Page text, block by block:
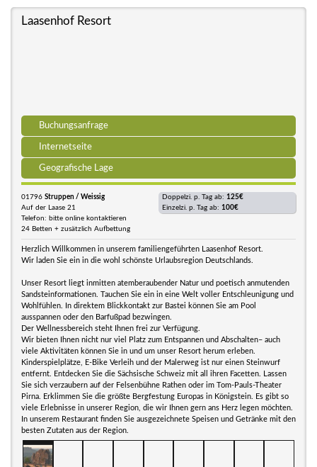
Laasenhof Resort
Buchungsanfrage
Internetseite
Geografische Lage
01796 Struppen / Weissig
Auf der Laase 21
Telefon: bitte online kontaktieren
24 Betten + zusätzlich Aufbettung
Doppelzi. p. Tag ab: 125€
Einzelzi. p. Tag ab: 100€
Herzlich Willkommen in unserem familiengeführten Laasenhof Resort.
Wir laden Sie ein in die wohl schönste Urlaubsregion Deutschlands.
Unser Resort liegt inmitten atemberaubender Natur und poetisch anmutenden
Sandsteinformationen. Tauchen Sie ein in eine Welt voller Entschleunigung und
Wohlfühlen. In direktem Blickkontakt zur Bastei können Sie am Pool
ausspannen oder den Barfußpad bezwingen.
Der Wellnessbereich steht Ihnen frei zur Verfügung.
Wir bieten Ihnen nicht nur viel Platz zum Entspannen und Abschalten– auch
viele Aktivitäten können Sie in und um unser Resort herum erleben.
Kinderspielplätze, E-Bike Verleih und der Malerweg ist nur einen Steinwurf
entfernt. Entdecken Sie die Sächsische Schweiz mit all ihren Facetten. Lassen
Sie sich verzaubern auf der Felsenbühne Rathen oder im Tom-Pauls-Theater
Pirna. Erklimmen Sie die größte Bergfestung Europas in Königstein. Es gibt so
viele Erlebnisse in unserer Region, die wir Ihnen gern ans Herz legen möchten.
In unserem Restaurant finden Sie ausgezeichnete Speisen und Getränke mit den
besten Zutaten aus der Region.